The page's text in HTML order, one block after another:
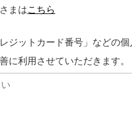
まはこちら
ジットカード番号」などの
に利用させていただきます。